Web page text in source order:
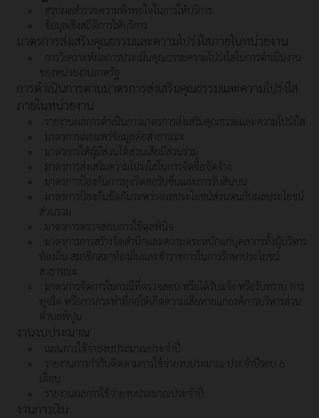
สรุปผลสำรวจความพึงพอใจในการให้บริการ
ข้อมูลเชิงสถิติการให้บริการ
มาตรการส่งเสริมคุณธรรมและความโปร่งใสภายในหน่วยงาน
การวิเคราะห์ผลการประเมินคุณธรรมความโปร่งใสในการดำเนินงาน
ของหน่วยงานภาครัฐ
การดำเนินการตามมาตรการส่งเสริมคุณธรรมและความโปร่งใส
ภายในหน่วยงาน
รายงานผลการดำเนินการมาตรการส่งเสริมคุณธรรมและความโปร่งใส
มาตรการเผยแพร่ข้อมูลต่อสาธารณะ
มาตรการให้ผู้มีส่วนได้ส่วนเสียมีส่วนร่วม
มาตรการส่งเสริมความโปร่งใสในการจัดซื้อจัดจ้าง
มาตรการป้องกันการทุจริตคอรัปชั่นและการรับสินบน
มาตรการป้องกันขัดกันระหว่างผลประโยชน์ส่วนตนกับผลประโยชน์
ส่วนรวม
มาตรการตรวจสอบการใช้ดุลพินิจ
มาตรการการสร้างจิตสำนึกและความตระหนักแก่บุคลากรทั้งผู้บริหาร
ท้องถิ่น สมาชิกสภาท้องถิ่นและข้าราชการในการรักษาประโยชน์
สาธารณะ
มาตรการจัดการในกรณีที่ตรวจสอบ หรือได้รับแจ้ง หรือรับทราบ การ
ทุจริต หรือการกระทำที่ก่อให้เกิดความเสียหายแก่องค์การบริหารส่วน
ตำบลพิปูน
งานงบประมาณ
แผนการใช้จ่ายงบประมาณประจำปี
รายงานการกำกับติดตามการใช้จ่ายงบประมาณ ประจำปีรอบ 6
เดือน
รายงานผลการใช้จ่ายงบประมาณประจำปี
งานการเงิน